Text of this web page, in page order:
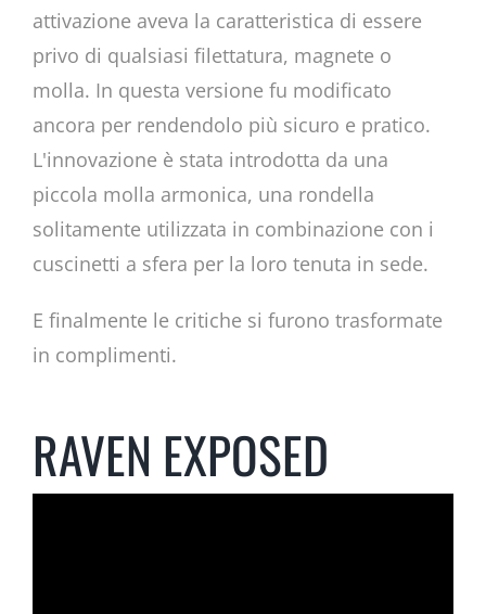
attivazione aveva la caratteristica di essere
privo di qualsiasi filettatura, magnete o
molla. In questa versione fu modificato
ancora per rendendolo più sicuro e pratico.
L'innovazione è stata introdotta da una
piccola molla armonica, una rondella
solitamente utilizzata in combinazione con i
cuscinetti a sfera per la loro tenuta in sede.
E finalmente le critiche si furono trasformate
in complimenti.
RAVEN EXPOSED